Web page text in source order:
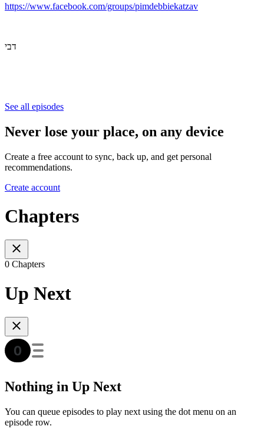
https://www.facebook.com/groups/pimdebbiekatzav
דבי
See all episodes
Never lose your place, on any device
Create a free account to sync, back up, and get personal
recommendations.
Create account
Chapters
0 Chapters
Up Next
Nothing in Up Next
You can queue episodes to play next using the dot menu on an
episode row.